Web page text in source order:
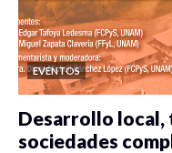
EVENTOS
Desarrollo local,
sociedades